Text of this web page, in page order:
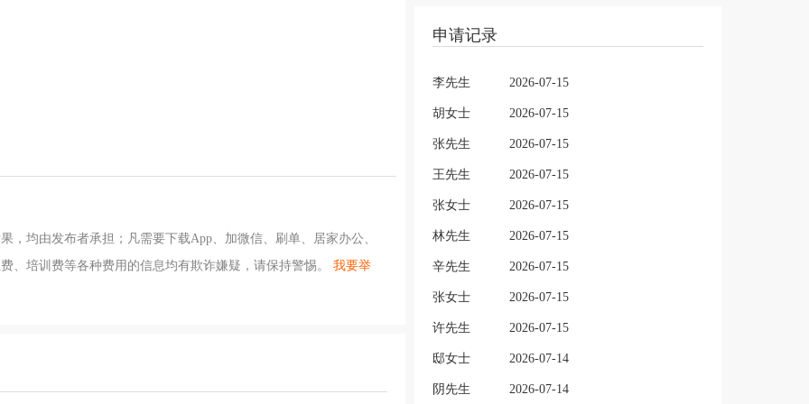
，均由发布者承担；凡需要下载App、加微信、刷单、居家办公、
、培训费等各种费用的信息均有欺诈嫌疑，请保持警惕。 我要举
申请记录
李先生 2026-07-15
胡女士 2026-07-15
张先生 2026-07-15
王先生 2026-07-15
张女士 2026-07-15
林先生 2026-07-15
辛先生 2026-07-15
张女士 2026-07-15
许先生 2026-07-15
邸女士 2026-07-14
阴先生 2026-07-14